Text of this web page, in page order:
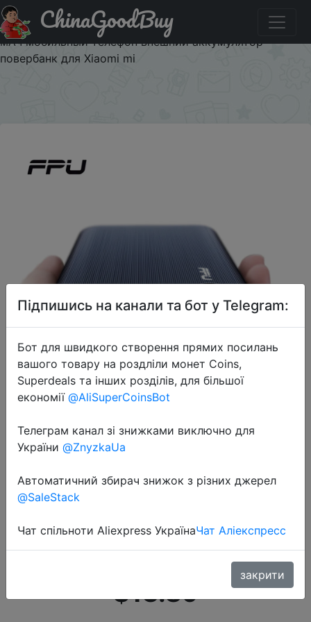
Придбати по знижці $2/2 FPU внешний аккумулятор
20000 мАч портативное зарядное устройство 20000
мАч мобильный телефон внешний аккумулятор
повербанк для Xiaomi mi
ChinaGoodBuy
2020-09-27
FPU внешний аккумулятор 20000
устройство 20000 мАч
мобильный телефон внешний
аккумулятор повербанк для
Xiaomi mi
$13.89
Підпишись на канали та бот у Telegram:
Бот для швидкого створення прямих посилань
вашого товару на роздліли монет Coins,
Superdeals та інших розділів, для більшої
економії @AliSuperCoinsBot
Телеграм канал зі знижками виключно для
України @ZnyzkaUa
Автоматичний збирач знижок з різних джерел
@SaleStack
Чат спільноти Aliexpress УкраїнаЧат Аліекспресс
закрити